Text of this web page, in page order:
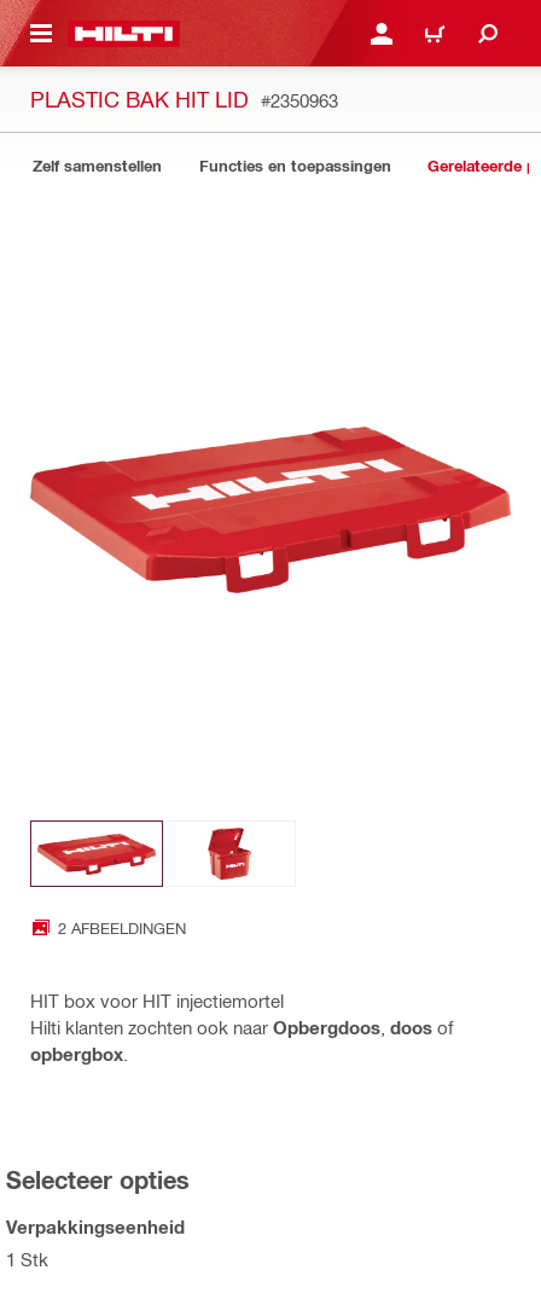
HOOFDINHOUD AANMELDEN OF
WINKELWAGEN
PLASTIC BAK HIT LID #2350963
Zelf samenstellen Functies en toepassingen Gerelateerde
2 AFBEELDINGEN
HIT box voor HIT injectiemortel
Hilti klanten zochten ook naar Opbergdoos doos of
opbergbox
Selecteer opties
Verpakkingseenheid
1 Stk